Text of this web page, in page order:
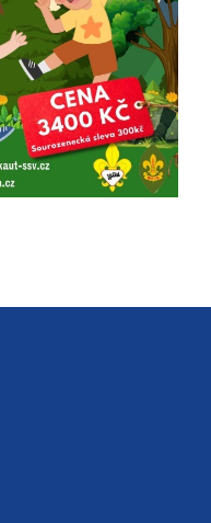
používání
analytických
cookies ve
vztahu k Vaší
návštěvě,
ztrácíme
možnost
analýzy
opatření.